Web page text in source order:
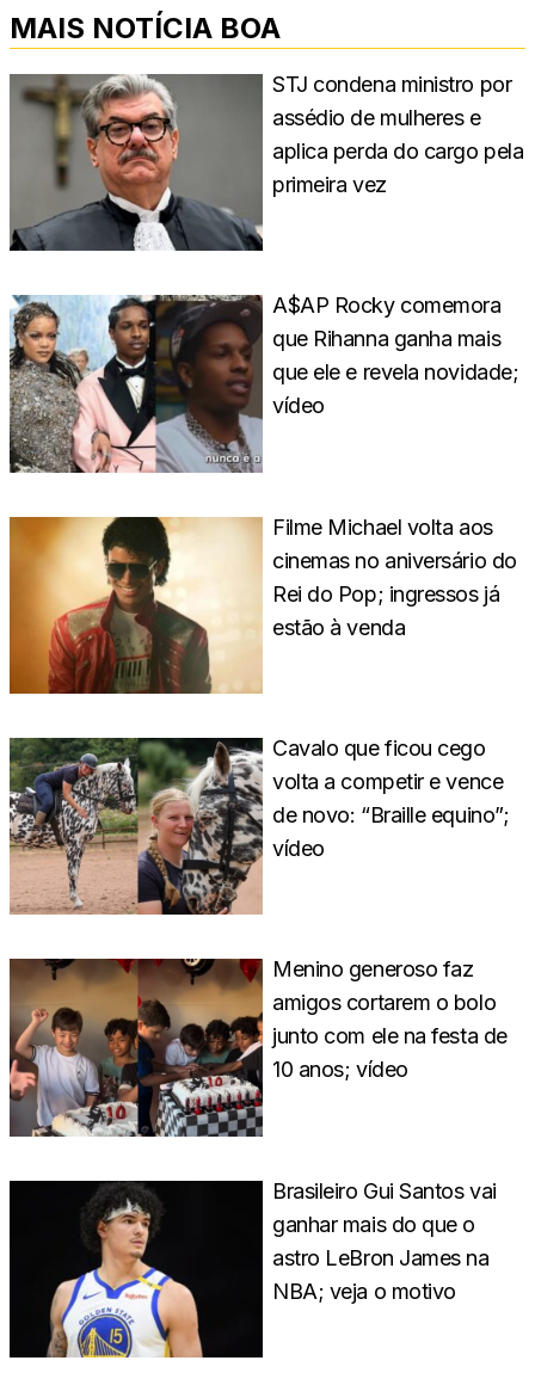
MAIS NOTÍCIA BOA
STJ condena ministro por
assédio de mulheres e
aplica perda do cargo pela
primeira vez
A$AP Rocky comemora
que Rihanna ganha mais
que ele e revela novidade;
vídeo
Filme Michael volta aos
cinemas no aniversário do
Rei do Pop; ingressos já
estão à venda
Cavalo que ficou cego
volta a competir e vence
de novo: “Braille equino”;
vídeo
Menino generoso faz
amigos cortarem o bolo
junto com ele na festa de
10 anos; vídeo
Brasileiro Gui Santos vai
ganhar mais do que o
astro LeBron James na
NBA; veja o motivo